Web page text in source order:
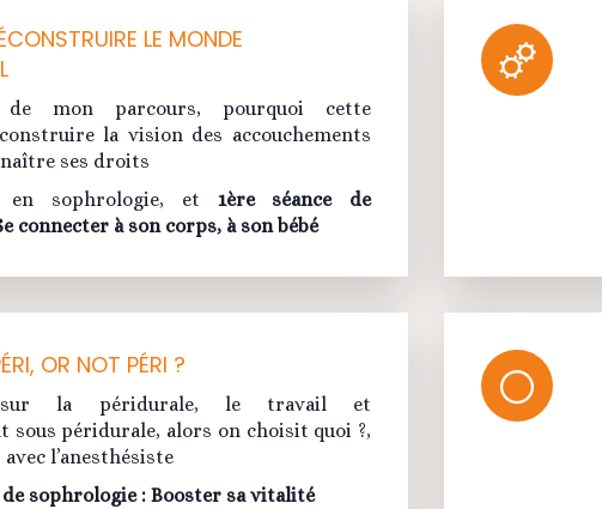
LE MONDE
de mon parcours, pourquoi cette
la vision des accouchements
ses droits
en sophrologie, et 1ère séance de
connecter à son corps, à son bébé
OR NOT PÉRI ?
sur la péridurale, le travail et
sous péridurale, alors on choisit quoi ?,
l’anesthésiste
de sophrologie : Booster sa vitalité